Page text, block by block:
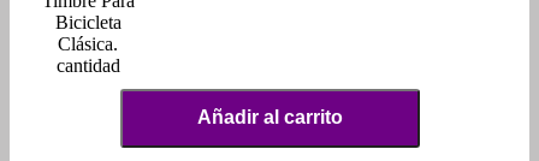
Bicicleta
Clásica.
cantidad
Añadir al carrito